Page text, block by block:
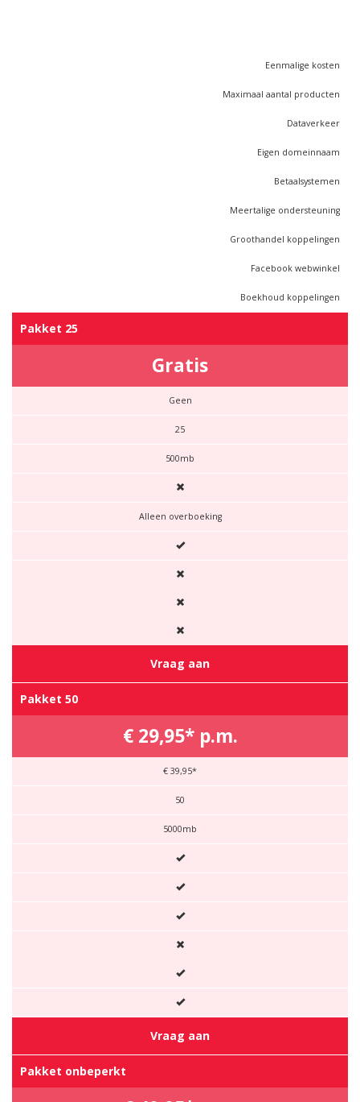
Eenmalige kosten
Maximaal aantal producten
Dataverkeer
Eigen domeinnaam
Betaalsystemen
Meertalige ondersteuning
Groothandel koppelingen
Facebook webwinkel
Boekhoud koppelingen
Pakket 25
Gratis
Geen
25
500mb
Alleen overboeking
Vraag aan
Pakket 50
€ 29,95* p.m.
€ 39,95*
50
5000mb
Vraag aan
Pakket onbeperkt